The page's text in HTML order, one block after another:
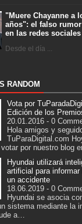
"Muere Chayanne a
años": el falso
en las redes sociales
Desde el día ...
RANDOM
Vota por
Edición de los
20.01.2016 - 0
Hola amigos y
TuParaDigital.com
por nuestro blog
Hyundai utilizará
artificial para
un accidente
18.06.2019 - 0
Hyundai se asocia
sistema mediante la
a…